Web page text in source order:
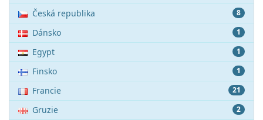
8
Česká republika
1
Dánsko
1
Egypt
1
Finsko
21
Francie
2
Gruzie